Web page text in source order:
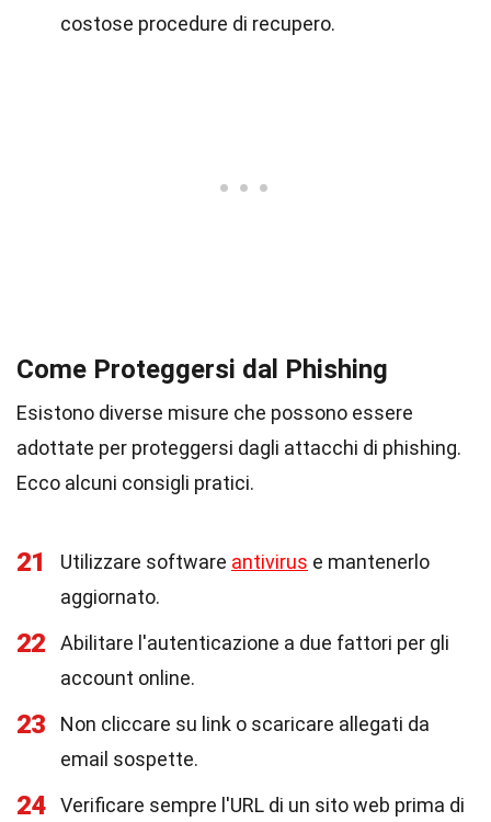
costose procedure di recupero.
Come Proteggersi dal Phishing
Esistono diverse misure che possono essere
adottate per proteggersi dagli attacchi di phishing.
Ecco alcuni consigli pratici.
21 Utilizzare software antivirus e mantenerlo
aggiornato.
22
Abilitare l'autenticazione a due fattori per gli
account online.
23
Non cliccare su link o scaricare allegati da
email sospette.
24
Verificare sempre l'URL di un sito web prima di